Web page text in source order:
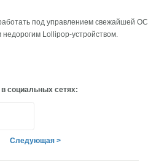
под управлением свежайшей ОС
Lollipop-устройством.
социальных сетях:
Следующая >